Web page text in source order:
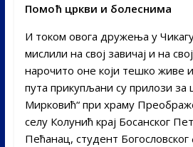
Помоћ цркви и болеснима
И током овога дружења у
мислили на свој завичај и на
нарочито оне који тешко живе
пута прикупљани су прилози за
Мирковић“ при храму
селу Колунић крај Босанског
Пећанац, студент Богословског